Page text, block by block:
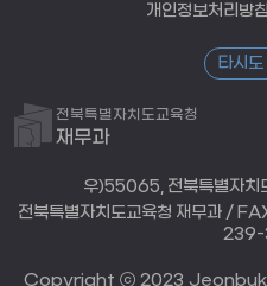
개인정보처리방침
타시
전북특별자치도교육청
재무과
우)55065, 전북특별자치
전북특별자치도교육청 재무과
Copyright ⓒ 2023